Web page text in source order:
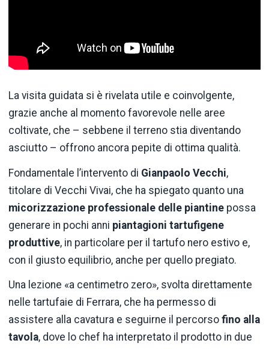
La visita guidata si è rivelata utile e coinvolgente,
grazie anche al momento favorevole nelle aree
coltivate, che – sebbene il terreno stia diventando
asciutto – offrono ancora pepite di ottima qualità.
Fondamentale l’intervento di Gianpaolo Vecchi,
titolare di Vecchi Vivai, che ha spiegato quanto una
micorizzazione professionale delle piantine possa
generare in pochi anni piantagioni tartufigene
produttive, in particolare per il tartufo nero estivo e,
con il giusto equilibrio, anche per quello pregiato.
Una lezione «a centimetro zero», svolta direttamente
nelle tartufaie di Ferrara, che ha permesso di
assistere alla cavatura e seguirne il percorso fino alla
tavola, dove lo chef ha interpretato il prodotto in due